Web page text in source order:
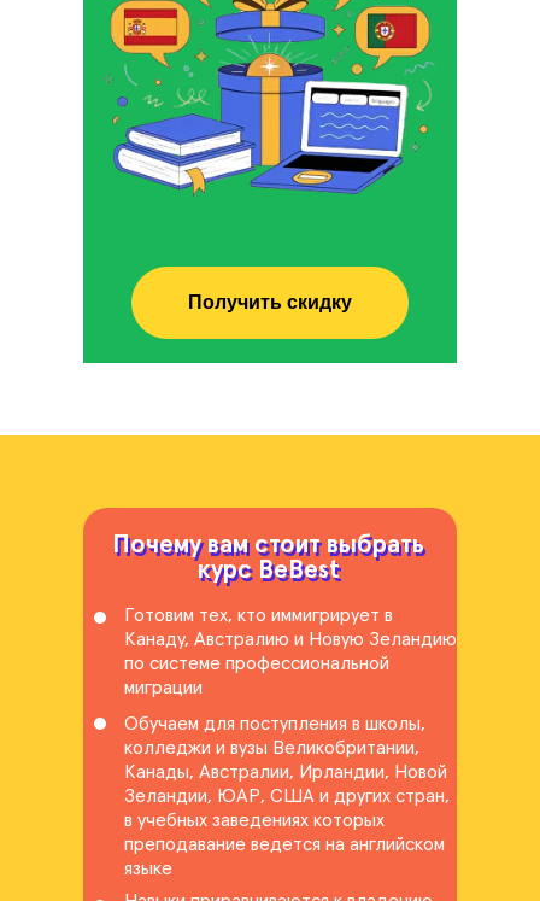
Получить скидку
Почему вам стоит выбрать
курс BeBest
Почему вам стоит выбрать
курс BeBest
Готовим тех, кто иммигрирует в
Канаду, Австралию и Новую Зеландию
по системе профессиональной
миграции
Обучаем для поступления в школы,
колледжи и вузы Великобритании,
Канады, Австралии, Ирландии, Новой
Зеландии, ЮАР, США и других стран,
в учебных заведениях которых
преподавание ведется на английском
языке